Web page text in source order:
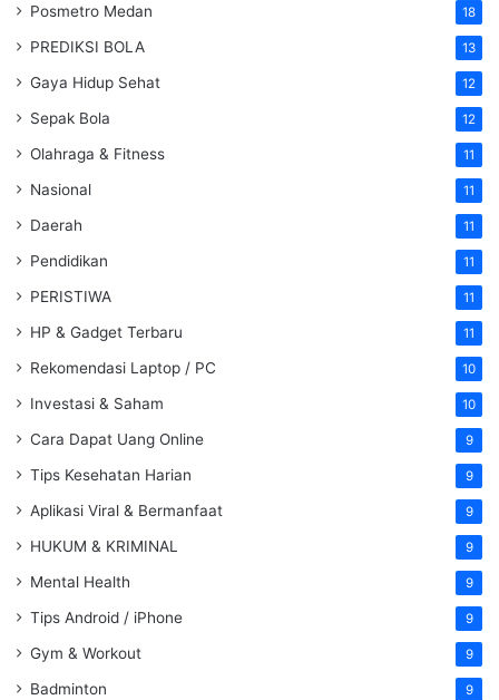
Posmetro Medan 18
PREDIKSI BOLA 13
Gaya Hidup Sehat 12
Sepak Bola 12
Olahraga & Fitness 11
Nasional 11
Daerah 11
Pendidikan 11
PERISTIWA 11
HP & Gadget Terbaru 11
Rekomendasi Laptop / PC 10
Investasi & Saham 10
Cara Dapat Uang Online 9
Tips Kesehatan Harian 9
Aplikasi Viral & Bermanfaat 9
HUKUM & KRIMINAL 9
Mental Health 9
Tips Android / iPhone 9
Gym & Workout 9
Badminton 9